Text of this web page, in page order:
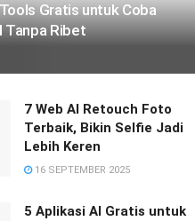
Gratis untuk Coba
Ribet
7 Web AI Retouch Foto
Terbaik, Bikin Selfie Jadi
Lebih Keren
16 SEPTEMBER 2025
5 Aplikasi AI Gratis untuk